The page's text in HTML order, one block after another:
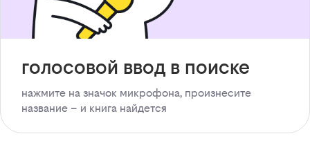
голосовой ввод в поиске
нажмите на значок микрофона, произнесите
название – и книга найдется